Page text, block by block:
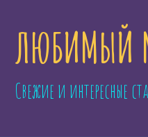
ЛЮБИМЫЙ
Свежие и интересные